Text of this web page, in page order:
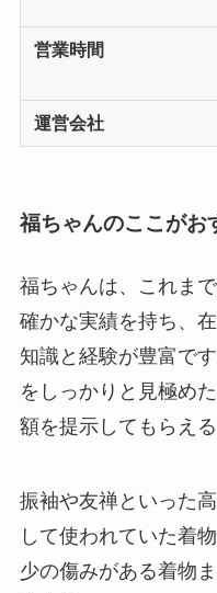
営業時間
運営会社
福ちゃんのここがお
福ちゃんは、これま
確かな実績を持ち、
知識と経験が豊富で
をしっかりと見極め
額を提示してもらえ
振袖や友禅といった
して使われていた着
少の傷みがある着物